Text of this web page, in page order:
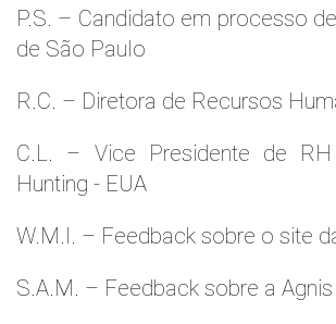
P.S. – Candidato em processo
de São Paulo
R.C. – Diretora de Recursos
C.L. – Vice Presidente de
Hunting - EUA
W.M.l. – Feedback sobre o site
S.A.M. – Feedback sobre a Agnis